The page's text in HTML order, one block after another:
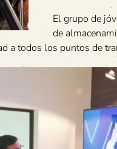
El grupo de
de
a todos los puntos de